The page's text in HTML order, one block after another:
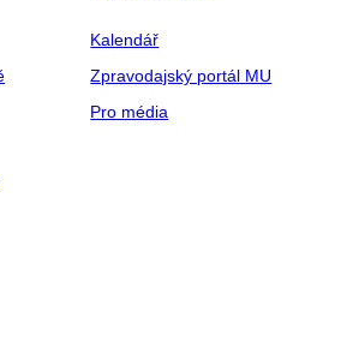
Kalendář
Zpravodajský portál MU
Pro média